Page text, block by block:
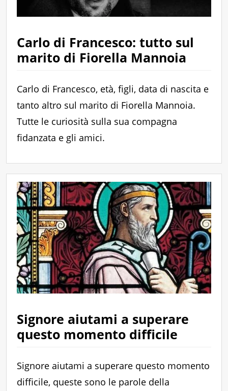
Carlo di Francesco: tutto sul
marito di Fiorella Mannoia
Carlo di Francesco, età, figli, data di nascita e
tanto altro sul marito di Fiorella Mannoia.
Tutte le curiosità sulla sua compagna
fidanzata e gli amici.
Signore aiutami a superare
questo momento difficile
Signore aiutami a superare questo momento
difficile, queste sono le parole della